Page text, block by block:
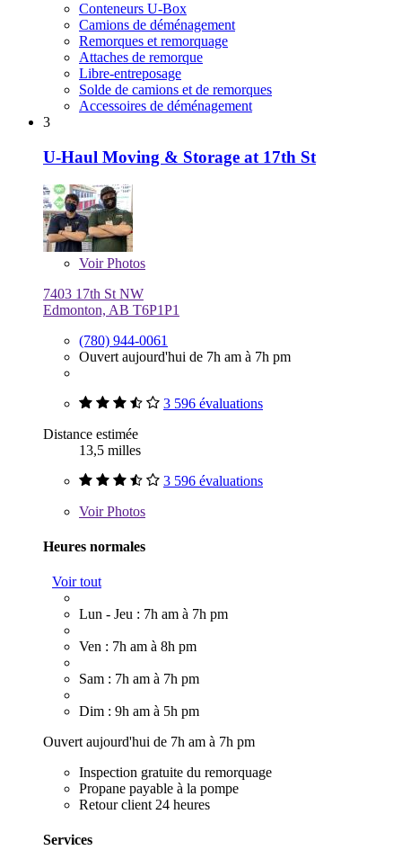
Conteneurs U-Box
Camions de déménagement
Remorques et remorquage
Attaches de remorque
Libre-entreposage
Solde de camions et de remorques
Accessoires de déménagement
3
U-Haul Moving & Storage at 17th St
VoirPhotos
7403 17th St NW
Edmonton, AB T6P1P1
(780) 944-0061
Ouvert aujourd'hui de 7h am à 7h pm
3 596 évaluations
Distance estimée
13,5 milles
3 596 évaluations
VoirPhotos
Heures normales
Voir tout
Lun - Jeu : 7h am à 7h pm
Ven : 7h am à 8h pm
Sam : 7h am à 7h pm
Dim : 9h am à 5h pm
Ouvert aujourd'hui de 7h am à 7h pm
Inspection gratuite du remorquage
Propane payable à la pompe
Retour client 24 heures
Services